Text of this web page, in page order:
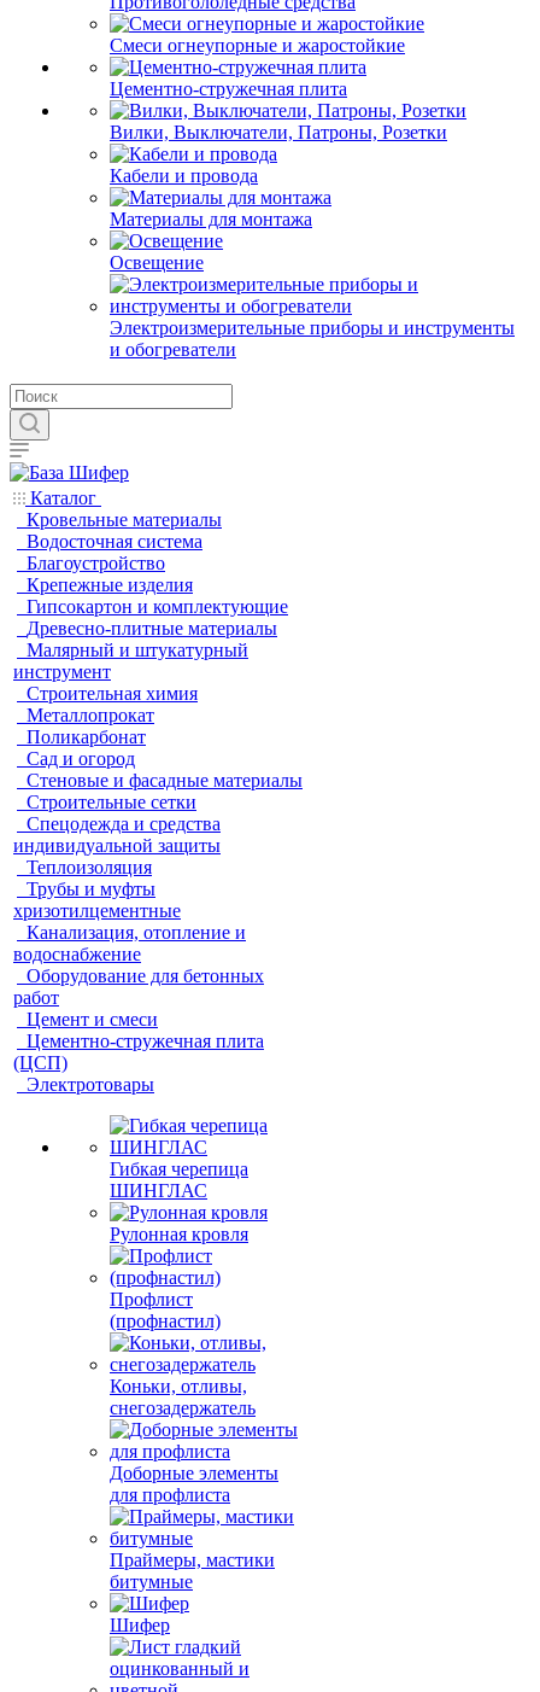
Смеси огнеупорные и жаростойкие
Цементно-стружечная плита
Вилки, Выключатели, Патроны, Розетки
Кабели и провода
Материалы для монтажа
Освещение
Электроизмерительные приборы и инструменты
и обогреватели
Каталог
Кровельные материалы
Водосточная система
Благоустройство
Крепежные изделия
Гипсокартон и комплектующие
Древесно-плитные материалы
Малярный и штукатурный
инструмент
Строительная химия
Металлопрокат
Поликарбонат
Сад и огород
Стеновые и фасадные материалы
Строительные сетки
Спецодежда и средства
индивидуальной защиты
Теплоизоляция
Трубы и муфты
хризотилцементные
Канализация, отопление и
водоснабжение
Оборудование для бетонных
работ
Цемент и смеси
Цементно-стружечная плита
(ЦСП)
Электротовары
Гибкая черепица
ШИНГЛАС
Рулонная кровля
Профлист
(профнастил)
Коньки, отливы,
снегозадержатель
Доборные элементы
для профлиста
Праймеры, мастики
битумные
Шифер